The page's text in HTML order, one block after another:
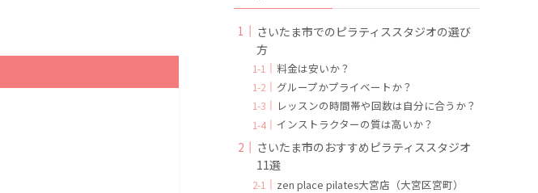
さいたま市でのピラティススタジオの選び
方
料金は安いか？
グループかプライベートか？
レッスンの時間帯や回数は自分に合うか？
インストラクターの質は高いか？
さいたま市のおすすめピラティススタジオ
11選
zen place pilates大宮店（大宮区宮町）